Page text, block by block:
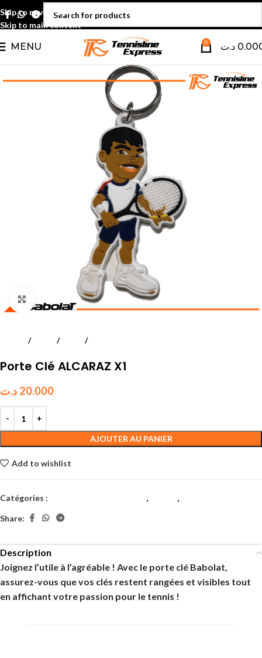
Skip to navigation
Skip to main content
MENU 0 د.ت
Click to enlarge
Tennis Divers Accessoires et Goodies*
Porte Clé ALCARAZ X1
20.000 د.ت
AJOUTER AU PANIER
Add to wishlist
Catégories : , ,
Share:
Description
Joignez l’utile à l’agréable ! Avec le porte clé Babolat,
assurez-vous que vos clés restent rangées et visibles tout
en affichant votre passion pour le tennis !